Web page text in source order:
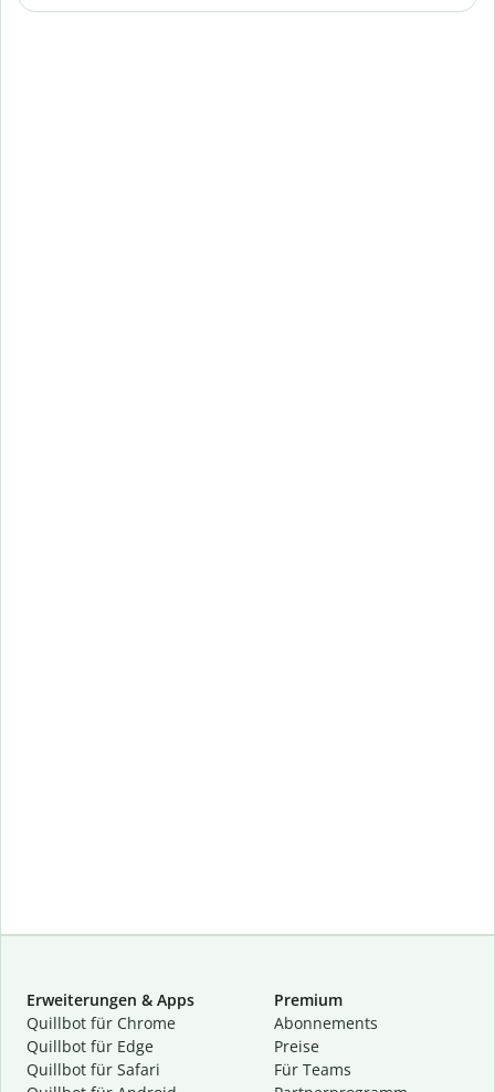
Erweiterungen & Apps
Quillbot für Chrome
Quillbot für Edge
Quillbot für Safari
Premium
Abon­ne­ments
Preise
Für Teams